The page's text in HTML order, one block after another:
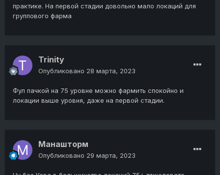
практике. На первой стадии довольно мало локаций для
группового фарма
Trinity
Опубликовано 28 марта, 2023
Фул пачкой на 75 уровне можно фармить спокойно и
локации выше уровня, даже на первой стадии.
Манашторм
Опубликовано 29 марта, 2023